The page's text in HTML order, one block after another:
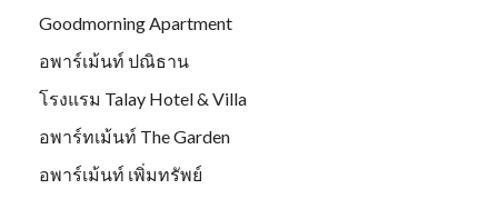
Goodmorning Apartment
อพาร์เม้นท์ ปณิธาน
โรงแรม Talay Hotel & Villa
อพาร์ทเม้นท์ The Garden
อพาร์เม้นท์ เพิ่มทรัพย์